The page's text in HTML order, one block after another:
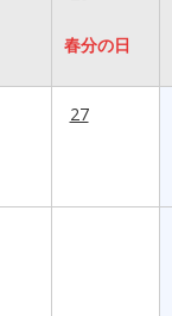
春分の日
27